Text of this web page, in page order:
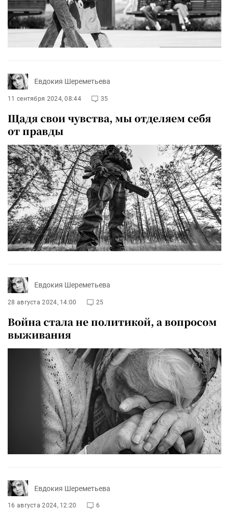
Евдокия Шереметьева
11 сентября 2024, 08:44 35
Щадя свои чувства, мы отделяем себя
от правды
Евдокия Шереметьева
28 августа 2024, 14:00 25
Война стала не политикой, а вопросом
выживания
Евдокия Шереметьева
16 августа 2024, 12:20 6